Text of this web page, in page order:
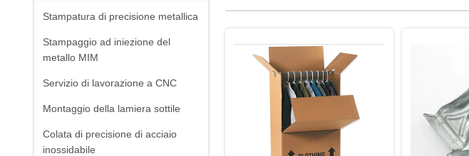
Stampatura di precisione metallica
Stampaggio ad iniezione del
metallo MIM
Servizio di lavorazione a CNC
Montaggio della lamiera sottile
Colata di precisione di acciaio
inossidabile